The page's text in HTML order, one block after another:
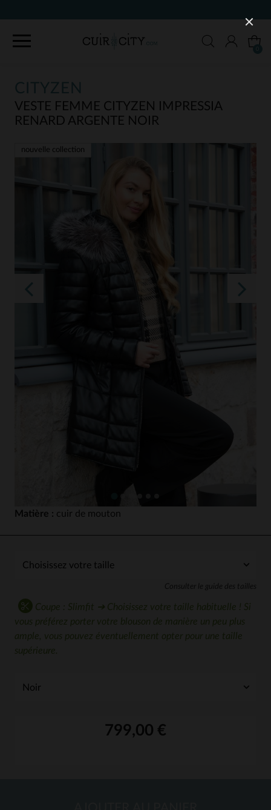
CITYZEN
VESTE FEMME CITYZEN IMPRESSIA
RENARD ARGENTE NOIR
nouvelle collection
Matière : cuir de mouton
Consulter le guide des tailles
Coupe : Slimfit ➔ Choisissez votre taille habituelle ! Si
vous préférez porter votre blouson de manière un peu plus
ample, vous pouvez éventuellement opter pour une taille
supérieure.
799,00 €